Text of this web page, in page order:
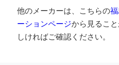
他のメーカーは、こちらの
ーションページから見るこ
しければご確認ください。